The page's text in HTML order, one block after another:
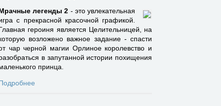
легенды 2 - это увлекательная
с прекрасной красочной графикой.
героиня является Целительницей, на
возложено важное задание - спасти
чар черной магии Орлиное королевство и
в запутанной истории похищения
принца.